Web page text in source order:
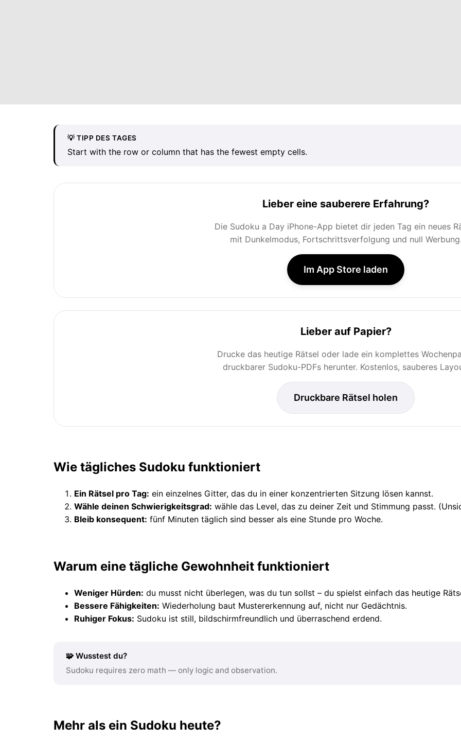
💡 TIPP DES TAGES
Start with the row or column that has the fewest empty cells.
Lieber eine sauberere Erfahrung?
Die Sudoku a Day iPhone-App bietet dir jeden Tag ein neues
mit Dunkelmodus, Fortschrittsverfolgung und null Werbung.
Im App Store laden
Lieber auf Papier?
Drucke das heutige Rätsel oder lade ein komplettes
druckbarer Sudoku-PDFs herunter. Kostenlos, sauberes
Druckbare Rätsel holen
Wie tägliches Sudoku funktioniert
Ein Rätsel pro Tag: ein einzelnes Gitter, das du in einer konzentrierten Sitzung lösen kannst.
Wähle deinen Schwierigkeitsgrad: wähle das Level, das zu deiner Zeit und Stimmung passt.
Bleib konsequent: fünf Minuten täglich sind besser als eine Stunde pro Woche.
Warum eine tägliche Gewohnheit funktioniert
Weniger Hürden: du musst nicht überlegen, was du tun sollst – du spielst einfach das heutige
Bessere Fähigkeiten: Wiederholung baut Mustererkennung auf, nicht nur Gedächtnis.
Ruhiger Fokus: Sudoku ist still, bildschirmfreundlich und überraschend erdend.
🧩 Wusstest du?
Sudoku requires zero math — only logic and observation.
Mehr als ein Sudoku heute?